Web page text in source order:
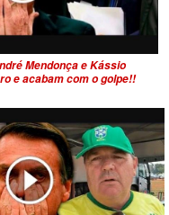
Mendonça e Kássio
e acabam com o golpe!!